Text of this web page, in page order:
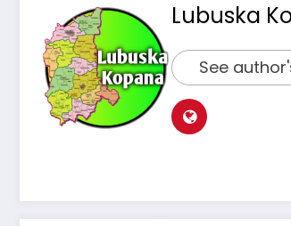
Lubuska
See